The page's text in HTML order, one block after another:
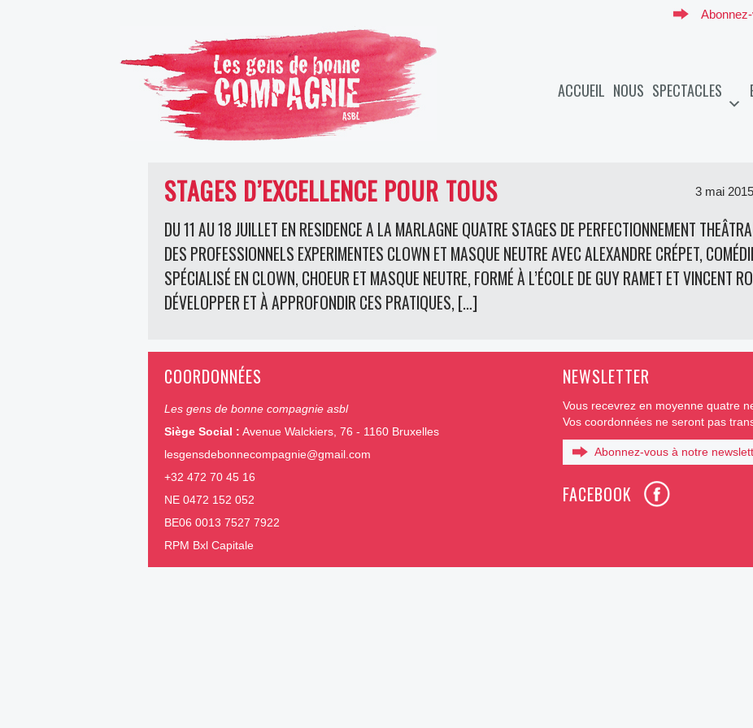
ACCUEIL NOUS SPECTACLES
STAGES D’EXCELLENCE POUR TOUS 3 mai
DU 11 AU 18 JUILLET EN RESIDENCE A LA MARLAGNE QUATRE STAGES DE PERFECTIONNEMENT
DES PROFESSIONNELS EXPERIMENTES CLOWN ET MASQUE NEUTRE AVEC ALEXANDRE CRÉPET,
SPÉCIALISÉ EN CLOWN, CHOEUR ET MASQUE NEUTRE, FORMÉ À L’ÉCOLE DE GUY RAMET ET VINCENT
DÉVELOPPER ET À APPROFONDIR CES PRATIQUES, […]
COORDONNÉES
Les gens de bonne compagnie asbl
Siège Social : Avenue Walckiers, 76 - 1160 Bruxelles
lesgensdebonnecompagnie@gmail.com
+32 472 70 45 16
NE 0472 152 052
BE06 0013 7527 7922
RPM Bxl Capitale
NEWSLETTER
Vous recevrez en moyenne quatre
Vos coordonnées ne seront pas
Abonnez-vous à notre
FACEBOOK